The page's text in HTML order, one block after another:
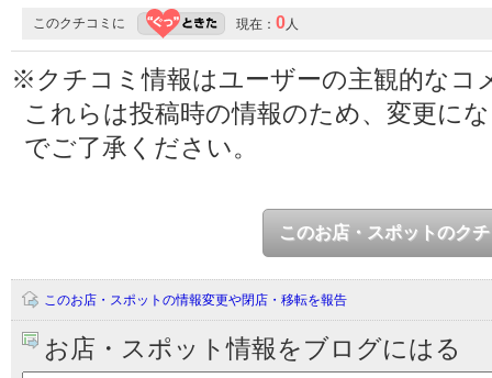
このクチコミに 現在： 0人
※クチコミ情報はユーザーの主観的なコ
これらは投稿時の情報のため、変更に
でご了承ください。
このお店・スポットのク
このお店・スポットの情報変更や閉店・移転を報告
お店・スポット情報をブログにはる